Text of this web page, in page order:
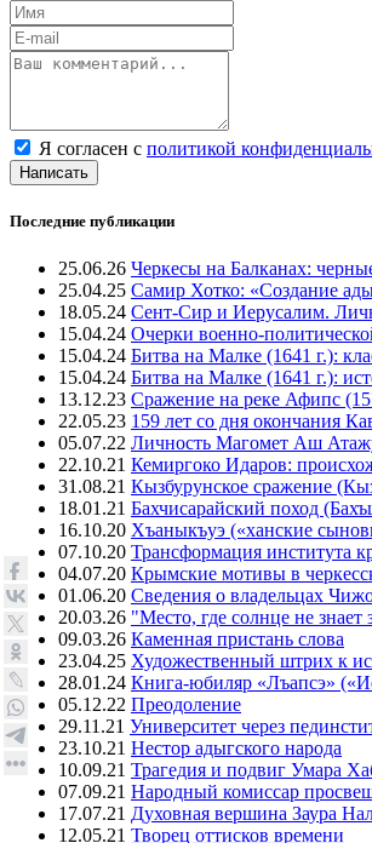
Я согласен с политикой
Написать
Последние публикации
25.06.26 Черкесы на Балканах:
25.04.25 Самир Хотко: «Создание
18.05.24 Сент-Сир и Иерусалим.
15.04.24 Очерки военно-
15.04.24 Битва на Малке (1641 г.):
15.04.24 Битва на Малке (1641 г.):
13.12.23 Сражение на реке Афипс
22.05.23 159 лет со дня окончания
05.07.22 Личность Магомет Аш
22.10.21 Кемиргоко Идаров:
31.08.21 Кызбурунское сражение
18.01.21 Бахчисарайский поход
16.10.20 Хъаныкъуэ («ханские
07.10.20 Трансформация института
04.07.20 Крымские мотивы в
01.06.20 Сведения о владельцах
20.03.26 "Место, где солнце не
09.03.26 Каменная пристань слова
23.04.25 Художественный штрих к
28.01.24 Книга-юбиляр «Лъапсэ»
05.12.22 Преодоление
29.11.21 Университет через
23.10.21 Нестор адыгского народа
10.09.21 Трагедия и подвиг Умара
07.09.21 Народный комиссар
17.07.21 Духовная вершина Заура
12.05.21 Творец оттисков времени